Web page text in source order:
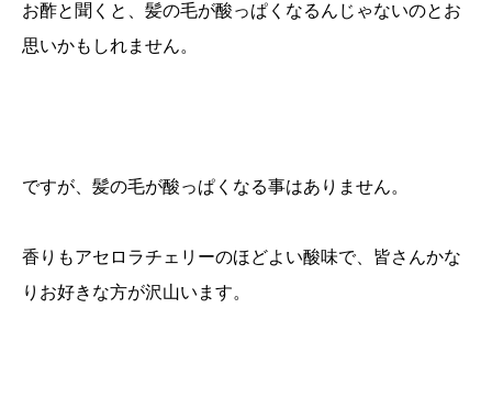
お酢と聞くと、髪の毛が酸っぱくなるんじゃないのとお
思いかもしれません。
ですが、髪の毛が酸っぱくなる事はありません。
香りもアセロラチェリーのほどよい酸味で、皆さんかな
りお好きな方が沢山います。